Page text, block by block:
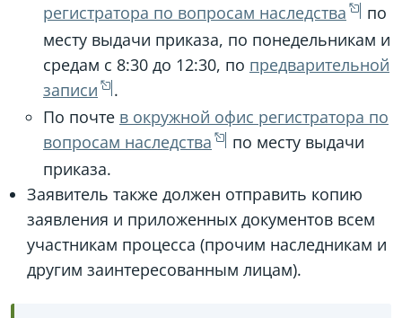
регистратора по вопросам наследства
по
месту выдачи приказа, по понедельникам и
средам с 8:30 до 12:30, по предварительной
записи
.
По почте в окружной офис регистратора по
вопросам наследства
по месту выдачи
приказа.
Заявитель также должен отправить копию
заявления и приложенных документов всем
участникам процесса (прочим наследникам и
другим заинтересованным лицам).